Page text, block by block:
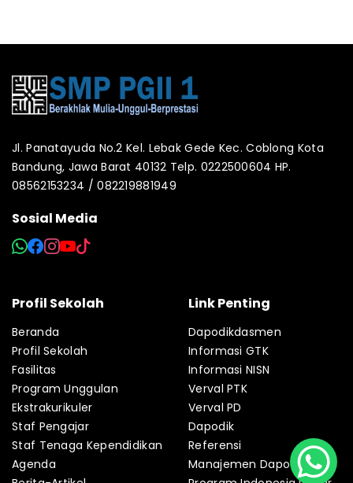
Jl. Panatayuda No.2 Kel. Lebak Gede Kec. Coblong Kota
Bandung, Jawa Barat 40132 Telp. 0222500604 HP.
08562153234 / 082219881949
Sosial Media
Profil Sekolah
Beranda
Profil Sekolah
Fasilitas
Program Unggulan
Ekstrakurikuler
Staf Pengajar
Staf Tenaga Kependidikan
Agenda
Link Penting
Dapodikdasmen
Informasi GTK
Informasi NISN
Verval PTK
Verval PD
Dapodik
Referensi
Manajemen Dapodik